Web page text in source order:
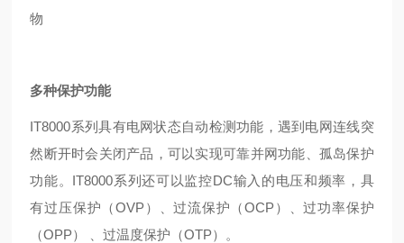
物
多种保护功能
IT8000系列具有电网状态自动检测功能，遇到电网连线突
然断开时会关闭产品，可以实现可靠并网功能、孤岛保护
功能。IT8000系列还可以监控DC输入的电压和频率，具
有过压保护（OVP）、过流保护（OCP）、过功率保护
（OPP） 、过温度保护（OTP）。